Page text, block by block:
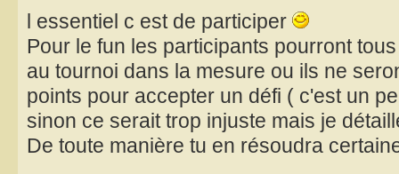
l essentiel c est de participer
Pour le fun les participants pourront
au tournoi dans la mesure ou ils ne
points pour accepter un défi ( c'est un
sinon ce serait trop injuste mais je
De toute manière tu en résoudra